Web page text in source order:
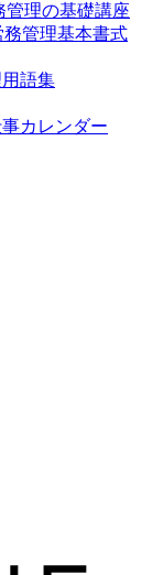
管理の基礎講座
管理基本書式
語集
カレンダー